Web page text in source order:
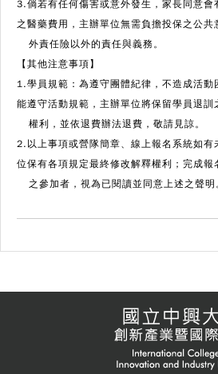
3.倘若有任何傷害或意外發生，家長同意會
之醫藥費用，主辦單位無需負擔投保之公共
外責任險以外的責任與義務。
【其他注意事項】
1.學員規範：為遵守團體紀律，不造成活
能遵守活動規範，主辦單位將保留學員退訓
權利，並依退費辦法退費，敬請見諒。
2.以上事項或營隊簡章、線上報名系統如有
位保有各項規定最終修改解釋權利；完成報
之參加者，視為已閱讀並同意上述之聲明